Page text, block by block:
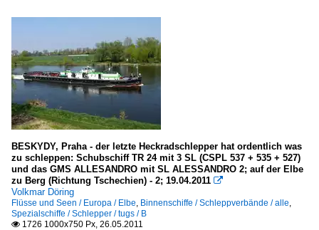
BESKYDY, Praha - der letzte Heckradschlepper hat ordentlich was
zu schleppen: Schubschiff TR 24 mit 3 SL (CSPL 537 + 535 + 527)
und das GMS ALLESANDRO mit SL ALESSANDRO 2; auf der Elbe
zu Berg (Richtung Tschechien) - 2; 19.04.2011 
Volkmar Döring
Flüsse und Seen / Europa / Elbe, Binnenschiffe / Schleppverbände / alle,
Spezialschiffe / Schlepper / tugs / B
 1726 1000x750 Px, 26.05.2011